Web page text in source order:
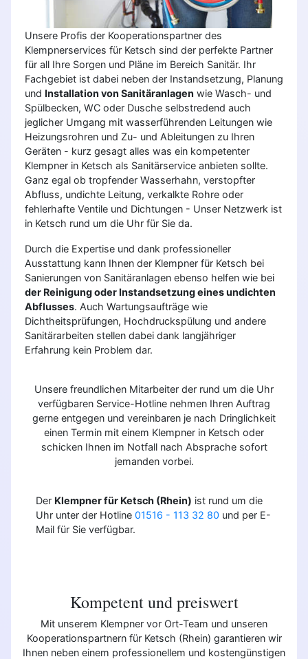
Unsere Profis der Kooperationspartner des
Klempnerservices für Ketsch sind der perfekte Partner
für all Ihre Sorgen und Pläne im Bereich Sanitär. Ihr
Fachgebiet ist dabei neben der Instandsetzung, Planung
und Installation von Sanitäranlagen wie Wasch- und
Spülbecken, WC oder Dusche selbstredend auch
jeglicher Umgang mit wasserführenden Leitungen wie
Heizungsrohren und Zu- und Ableitungen zu Ihren
Geräten - kurz gesagt alles was ein kompetenter
Klempner in Ketsch als Sanitärservice anbieten sollte.
Ganz egal ob tropfender Wasserhahn, verstopfter
Abfluss, undichte Leitung, verkalkte Rohre oder
fehlerhafte Ventile und Dichtungen - Unser Netzwerk ist
in Ketsch rund um die Uhr für Sie da.
Durch die Expertise und dank professioneller
Ausstattung kann Ihnen der Klempner für Ketsch bei
Sanierungen von Sanitäranlagen ebenso helfen wie bei
der Reinigung oder Instandsetzung eines undichten
Abflusses. Auch Wartungsaufträge wie
Dichtheitsprüfungen, Hochdruckspülung und andere
Sanitärarbeiten stellen dabei dank langjähriger
Erfahrung kein Problem dar.
Unsere freundlichen Mitarbeiter der rund um die Uhr
verfügbaren Service-Hotline nehmen Ihren Auftrag
gerne entgegen und vereinbaren je nach Dringlichkeit
einen Termin mit einem Klempner in Ketsch oder
schicken Ihnen im Notfall nach Absprache sofort
jemanden vorbei.
Der Klempner für Ketsch (Rhein) ist rund um die
Uhr unter der Hotline 01516 - 113 32 80 und per E-
Mail für Sie verfügbar.
Kompetent und preiswert
Mit unserem Klempner vor Ort-Team und unseren
Kooperationspartnern für Ketsch (Rhein) garantieren wir
Ihnen neben einem professionellem und kostengünstigen